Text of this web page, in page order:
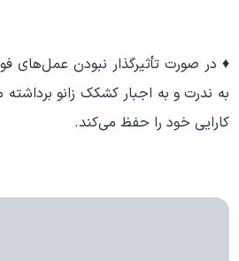
♦ در صورت تأثیرگذار نبودن عمل‌های
به ندرت و به اجبار کشکک زانو برداشته
کارایی خود را حفظ می‌کند.